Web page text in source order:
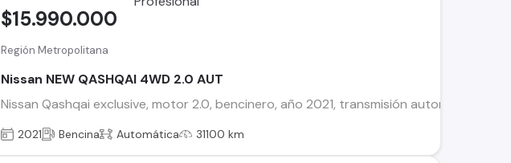
Región Metropolitana
Nissan NEW QASHQAI 4WD 2.0 AUT
Nissan Qashqai exclusive, motor 2.0, bencinero, año 2021, transmisión automática,
$15.990.000
2021 Bencina Automática 31100 km